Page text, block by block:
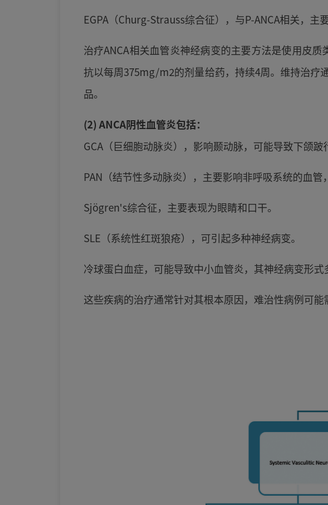
EGPA（Churg-Strauss综合征），与P-ANCA相关，主
治疗ANCA相关血管炎神经病变的主要方法是使用皮
抗以每周375mg/m2的剂量给药，持续4周。维持治疗
品。
(2) ANCA阴性血管炎包括：
GCA（巨细胞动脉炎），影响颞动脉，可能导致下颌跛
PAN（结节性多动脉炎），主要影响非呼吸系统的血管
Sjögren's综合征，主要表现为眼睛和口干。
SLE（系统性红斑狼疮），可引起多种神经病变。
冷球蛋白血症，可能导致中小血管炎，其神经病变形式
这些疾病的治疗通常针对其根本原因，难治性病例可能